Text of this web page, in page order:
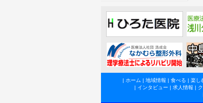
| ホーム | 地域情報 | 食べる | 楽し
| インタビュー | 求人情報 |